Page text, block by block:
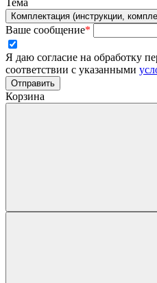
Тема
Комплектация (инструкции,
Ваше сообщение*
Я даю согласие на обработку
соответствии с указанными
Отправить
Корзина